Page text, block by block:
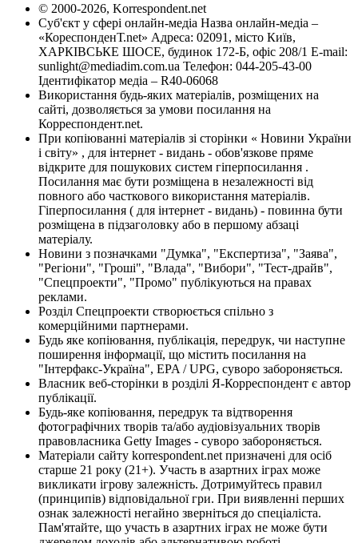
© 2000-2026, Korrespondent.net
Суб'єкт у сфері онлайн-медіа Назва онлайн-медіа –
«КореспонденТ.net» Адреса: 02091, місто Київ,
ХАРКІВСЬКЕ ШОСЕ, будинок 172-Б, офіс 208/1 E-mail:
sunlight@mediadim.com.ua Телефон: 044-205-43-00
Ідентифікатор медіа – R40-06068
Використання будь-яких матеріалів, розміщених на
сайті, дозволяється за умови посилання на
Корреспондент.net.
При копіюванні матеріалів зі сторінки « Новини України
і світу» , для інтернет - видань - обов'язкове пряме
відкрите для пошукових систем гіперпосилання .
Посилання має бути розміщена в незалежності від
повного або часткового використання матеріалів.
Гіперпосилання ( для інтернет - видань) - повинна бути
розміщена в підзаголовку або в першому абзаці
матеріалу.
Новини з позначками "Думка", "Експертиза", "Заява",
"Регіони", "Гроші", "Влада", "Вибори", "Тест-драйв",
"Спецпроекти", "Промо" публікуються на правах
реклами.
Розділ Спецпроекти створюється спільно з
комерційними партнерами.
Будь яке копіювання, публікація, передрук, чи наступне
поширення інформації, що містить посилання на
"Інтерфакс-Україна", EPA / UPG, суворо забороняється.
Власник веб-сторінки в розділі Я-Корреспондент є автор
публікації.
Будь-яке копіювання, передрук та відтворення
фотографічних творів та/або аудіовізуальних творів
правовласника Getty Images - суворо забороняється.
Матеріали сайту korrespondent.net призначені для осіб
старше 21 року (21+). Участь в азартних іграх може
викликати ігрову залежність. Дотримуйтесь правил
(принципів) відповідальної гри. При виявленні перших
ознак залежності негайно зверніться до спеціаліста.
Пам'ятайте, що участь в азартних іграх не може бути